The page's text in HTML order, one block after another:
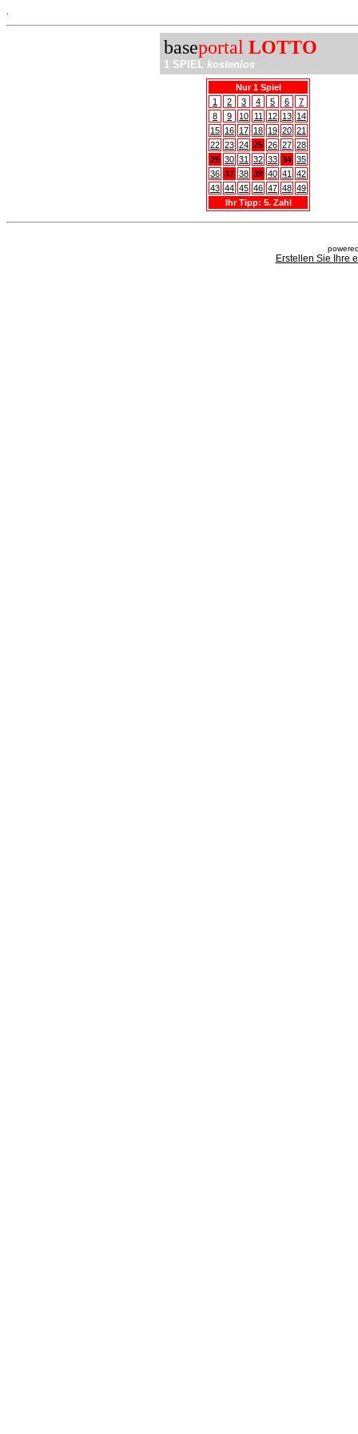
baseportal LOTTO
1 SPIEL kostenlos
Nur 1 Spiel
1
2 3 4 5 6
7
8
9 10 11 12 13 14
15 16 17 18 19 20 21
22 23 24 25 26 27 28
29 30 31 32 33 34 35
36 37 38 39 40 41
42
43 44 45 46 47 48 49
Ihr Tipp: 5. Zahl
Erstellen Sie Ihre